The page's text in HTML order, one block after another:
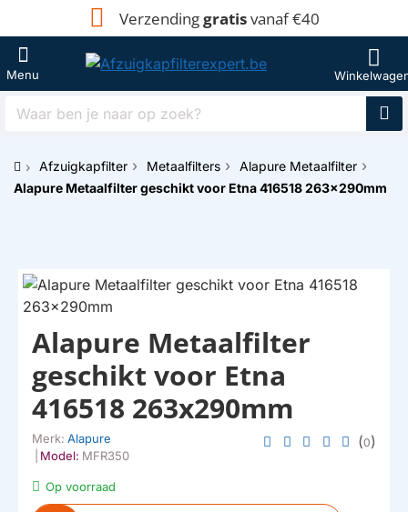
Verzendinggratisvanaf €40
Waar
naar
oph
Afzuigkapfilter Metaalfilters
Alapure Metaalfilter
Alapure Metaalfilter geschikt voor Etna 416518 263x290mm
HUISMERK
Op voorraad
Alapure Metaalfilter
geschikt voor Etna
416518 263x290mm
Merk: Alapure
Model: MFR350
(0)